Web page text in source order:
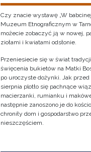
Czy znacie wystawę „W
Muzeum Etnograficznym w
możecie zobaczyć ją w nowej,
ziołami i kwiatami odsłonie.
Przeniesiecie się w świat
święcenia bukietów na Matki
po uroczyste dożynki. Jak przed
sierpnia plotło się pachnące
macierzanki, rumianku i
następnie zanoszono je do
chroniły dom i gospodarstwo
nieszczęściem.